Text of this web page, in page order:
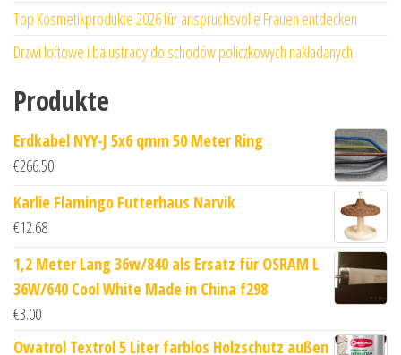
Top Kosmetikprodukte 2026 für anspruchsvolle Frauen entdecken
Drzwi loftowe i balustrady do schodów policzkowych nakładanych
Produkte
Erdkabel NYY-J 5x6 qmm 50 Meter Ring
€266.50
Karlie Flamingo Futterhaus Narvik
€12.68
1,2 Meter Lang 36w/840 als Ersatz für OSRAM L
36W/640 Cool White Made in China f298
€3.00
Owatrol Textrol 5 Liter farblos Holzschutz außen